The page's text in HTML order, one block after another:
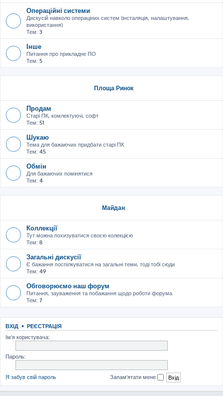
Операційні системи
Дискусій навколо операціних систем (інсталяція, налаштування,
використання)
Тем: 3
Інше
Питання про прикладне ПО
Тем: 5
Площа Ринок
Продам
Старі ПК, комлектуючі, софт
Тем: 51
Шукаю
Тема для бажаючих придбати старі ПК
Тем: 45
Обмін
Для бажаючих помінятися
Тем: 4
Майдан
Коллекції
Тут можна похизуватися своєю колекцією
Тем: 8
Загальні дискусії
Є бажання поспілкуватися на загальні теми, тоді тобі сюди
Тем: 49
Обговорюємо наш форум
Питання, зауваження та побажання щодо роботи форума
Тем: 7
ВХІД • РЕЄСТРАЦІЯ
Ім'я користувача:
Пароль:
Я забув свій пароль Запам'ятати мене